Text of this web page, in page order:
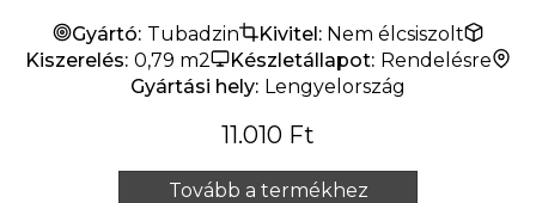
Gyártó: Tubadzin Kivitel: Nem élcsiszolt
Kiszerelés: 0,79 m2 Készletállapot: Rendelésre
Gyártási hely: Lengyelország
11.010 Ft
Tovább a termékhez